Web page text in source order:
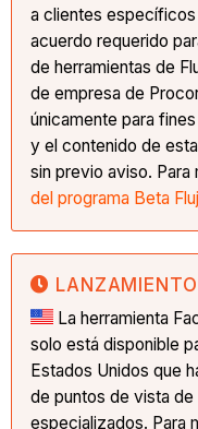
a clientes
acuerdo requerido
de herramientas de
de empresa de
únicamente para
y el contenido de
sin previo aviso.
del programa Beta
La herramienta
solo está disponible
Estados Unidos que
de puntos de vista
especializados. Para